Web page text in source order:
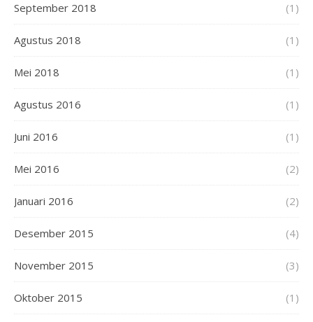
September 2018 (1)
Agustus 2018 (1)
Mei 2018 (1)
Agustus 2016 (1)
Juni 2016 (1)
Mei 2016 (2)
Januari 2016 (2)
Desember 2015 (4)
November 2015 (3)
Oktober 2015 (1)